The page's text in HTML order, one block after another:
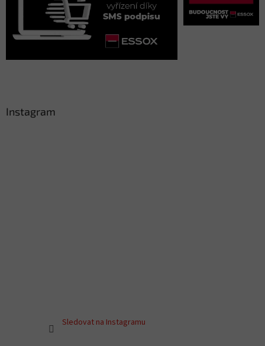
Instagram
Sledovat na Instagramu